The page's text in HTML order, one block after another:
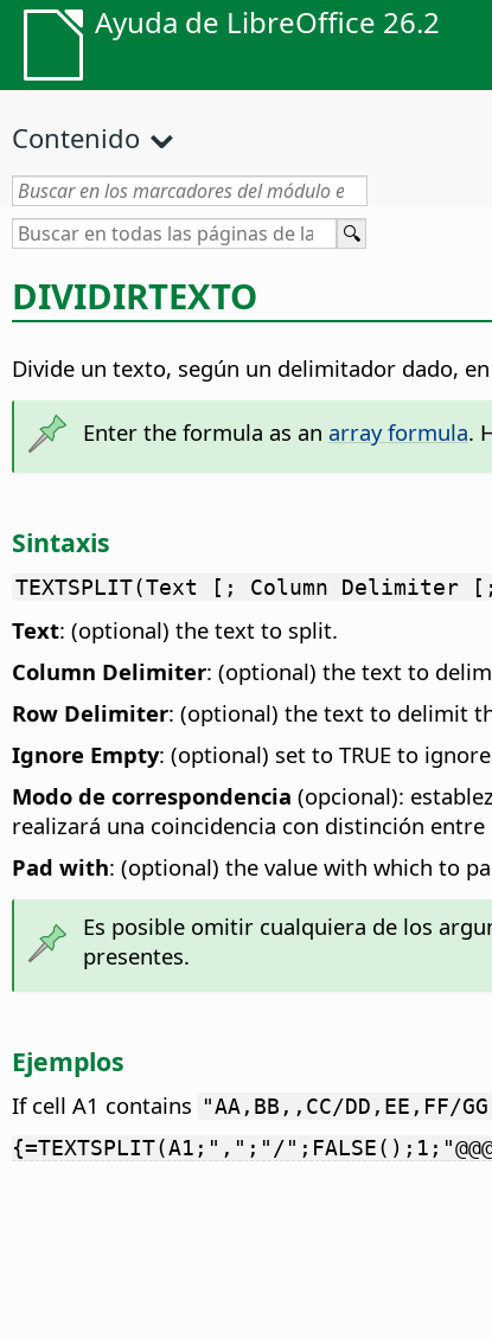
Ayuda de LibreOffice 26.2
Contenido
DIVIDIRTEXTO
Divide un texto, según un delimitador dado,
Enter the formula as an array formula.
Sintaxis
TEXTSPLIT(Text [; Column
Text: (optional) the text to split.
Column Delimiter: (optional) the text to
Row Delimiter: (optional) the text to delimit
Ignore Empty: (optional) set to TRUE to
Modo de correspondencia (opcional):
realizará una coincidencia con distinción
Pad with: (optional) the value with which to
Es posible omitir cualquiera de los
presentes.
Ejemplos
If cell A1 contains "AA,BB,,CC/DD,EE,FF/
{=TEXTSPLIT(A1;",";"/